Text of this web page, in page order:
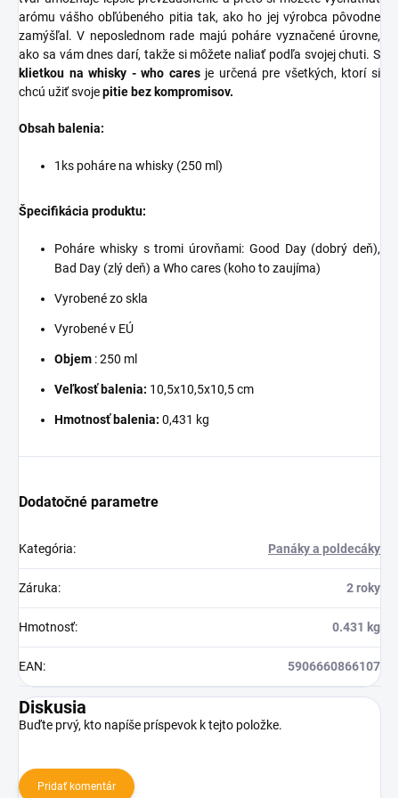
arómu vášho obľúbeného pitia tak, ako ho jej výrobca pôvodne
zamýšľal. V neposlednom rade majú poháre vyznačené úrovne,
ako sa vám dnes darí, takže si môžete naliať podľa svojej chuti. S
klietkou na whisky - who caresje určená pre všetkých, ktorí si
chcú užiť svojepitie bez kompromisov.
Obsah balenia:
1ks poháre na whisky (250 ml)
Špecifikácia produktu:
Poháre whisky s tromi úrovňami: Good Day (dobrý deň),
Bad Day (zlý deň) a Who cares (koho to zaujíma)
Vyrobené zo skla
Vyrobené v EÚ
Objem : 250 ml
Veľkosť balenia: 10,5x10,5x10,5 cm
Hmotnosť balenia: 0,431 kg
Dodatočné parametre
Kategória: Panáky a poldecáky
Záruka: 2 roky
Hmotnosť: 0.431 kg
EAN: 5906660866107
Diskusia
Buďte prvý, kto napíše príspevok k tejto položke.
Pridať komentár